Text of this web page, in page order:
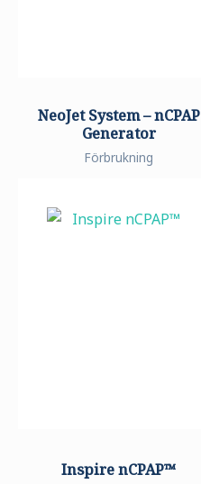
NeoJet System – nCPAP
Generator
Förbrukning
Inspire nCPAP™